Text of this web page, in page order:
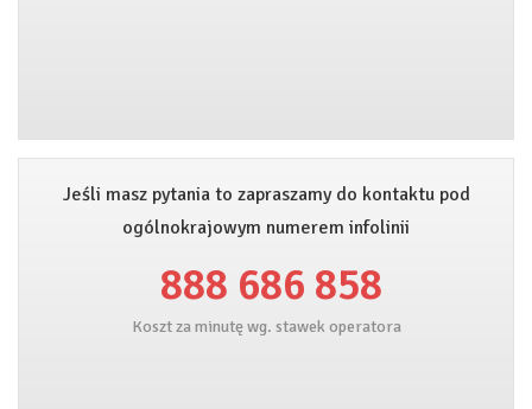
Jeśli masz pytania to zapraszamy do kontaktu pod
ogólnokrajowym numerem infolinii
888 686 858
Koszt za minutę wg. stawek operatora